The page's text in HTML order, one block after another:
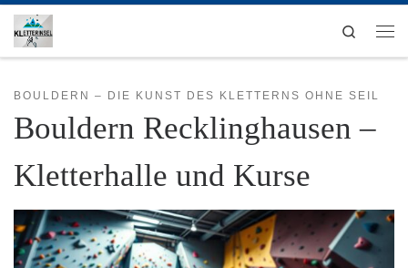
Zum Inhalt springen
Search
BOULDERN – DIE KUNST DES KLETTERNS OHNE SEIL
Bouldern Recklinghausen –
Kletterhalle und Kurse